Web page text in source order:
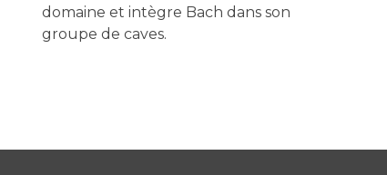
domaine et intègre Bach dans son
groupe de caves.